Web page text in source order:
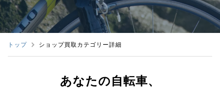
トップ ショップ買取カテゴリー詳細
あなたの自転車、